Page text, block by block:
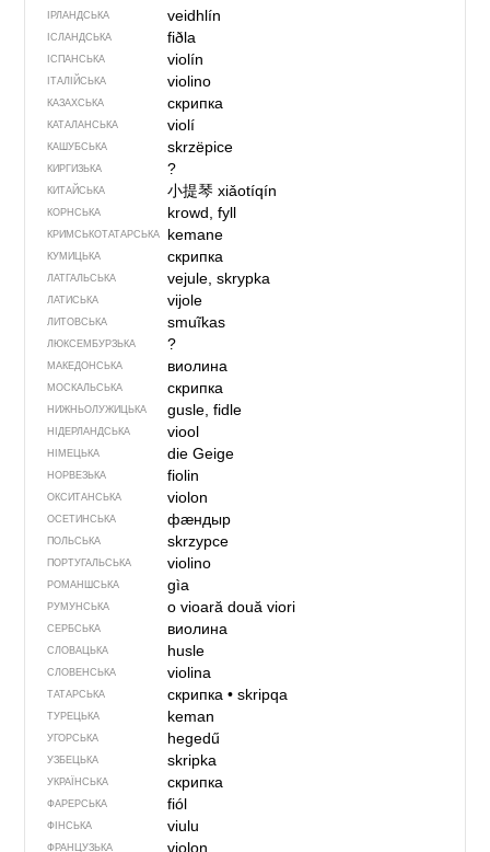
ІРЛАНДСЬКА veidhlín
ІСЛАНДСЬКА fiðla
ІСПАНСЬКА violín
ІТАЛІЙСЬКА violino
КАЗАХСЬКА скрипка
КАТАЛАНСЬКА violí
КАШУБСЬКА skrzëpice
КИРГИЗЬКА ?
КИТАЙСЬКА 小提琴xiǎotíqín
КОРНСЬКА krowd, fyll
КРИМСЬКОТАТАРСЬКА kemane
КУМИЦЬКА скрипка
ЛАТГАЛЬСЬКА vejule, skrypka
ЛАТИСЬКА vijole
ЛИТОВСЬКА smuĩkas
ЛЮКСЕМБУРЗЬКА ?
МАКЕДОНСЬКА виолина
МОСКАЛЬСЬКА скрипка
НИЖНЬОЛУЖИЦЬКА gusle, fidle
НІДЕРЛАНДСЬКА viool
НІМЕЦЬКА die Geige
НОРВЕЗЬКА fiolin
ОКСИТАНСЬКА violon
ОСЕТИНСЬКА фӕндыр
ПОЛЬСЬКА skrzypce
ПОРТУГАЛЬСЬКА violino
РОМАНШСЬКА gìa
РУМУНСЬКА o vioarădouă viori
СЕРБСЬКА виолина
СЛОВАЦЬКА husle
СЛОВЕНСЬКА violina
ТАТАРСЬКА скрипка• skripqa
ТУРЕЦЬКА keman
УГОРСЬКА hegedű
УЗБЕЦЬКА skripka
УКРАЇНСЬКА скрипка
ФАРЕРСЬКА fiól
ФІНСЬКА viulu
ФРАНЦУЗЬКА violon